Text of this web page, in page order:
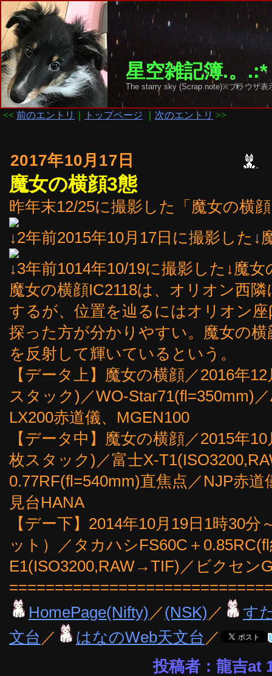
星空雑記簿.。
The starry sky (Scrap note)※ブラウザ
<< 前のエントリ トップページ 次のエントリ >>
2017年10月17日
魔女の横顔3態
昨年末12/25に撮影した「魔女の横
↓2年前2015年10月17日に撮影した↓
↓3年前1014年10/19に撮影した↓魔
魔女の横顔IC2118は、オリオン西
するが、位置を辿るにはオリオン
探った方が分かりやすい。魔女の
を反射して輝いているという。
【データ上】魔女の横顔／2016年
スタック)／WO-Star71(fl=350mm)
LX200赤道儀、MGEN100
【データ中】魔女の横顔／2015年
枚スタック)／富士X-
0.77RF(fl=540mm)直焦点／NJP赤
見台HANA
【デー下】2014年10月19日1時30
ット）／タカハシFS60C＋
E1(ISO3200,RAW→TIF)／ビクセン
HomePage(Nifty) ／(NSK) ／
す
文台 ／ はなのWeb天文台 ／
投稿者：龍吉at